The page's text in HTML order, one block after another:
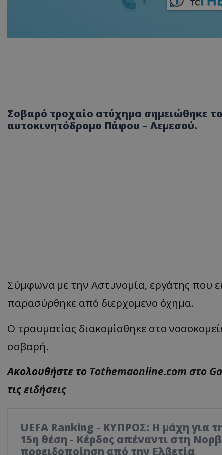
Σοβαρό τροχαίο ατύχημα σημειώθηκε
αυτοκινητόδρομο Πάφου – Λεμεσού.
Σύμφωνα με την Αστυνομία, εργάτης που
παρασύρθηκε από διερχομενο όχημα.
Ο τραυματίας διακομίσθηκε στο
σοβαρή.
Ακολουθήστε το Tothemaonline.com στο
τιςειδήσεις
UEFA Ranking - ΚΥΠΡΟΣ: Η μάχη για
15η θέση - Κέρδος απέναντι στη
προειδοποίηση από την Ελβετία